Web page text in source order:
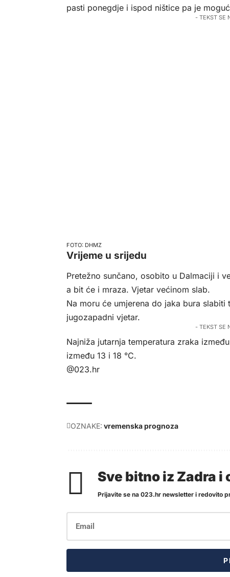
pasti ponegdje i ispod ništice pa je
- TEKST SE
DHMZ
Vrijeme u srijedu
Pretežno sunčano, osobito u Dalmaciji i
a bit će i mraza. Vjetar većinom slab.
Na moru će umjerena do jaka bura
jugozapadni vjetar.
- TEKST SE
Najniža jutarnja temperatura zraka
između 13 i 18 °C.
@023.hr
OZNAKE: vremenska prognoza
Sve bitno iz Zadra
Prijavite se na 023.hr newsletter i redovito